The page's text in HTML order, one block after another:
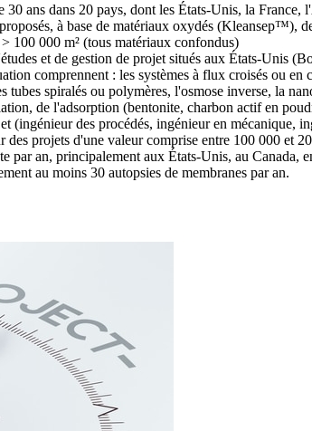
30 ans dans 20 pays, dont les États-Unis, la
à base de matériaux oxydés
100 000 m² (tous matériaux confondus)
et de gestion de projet situés aux États-Unis
comprennent : les systèmes à flux croisés ou
tubes spiralés ou polymères, l'osmose inverse, la
de l'adsorption (bentonite, charbon actif en
(ingénieur des procédés, ingénieur en mécanique,
des projets d'une valeur comprise entre 100 000 et
par an, principalement aux États-Unis, au Canada,
au moins 30 autopsies de membranes par an.